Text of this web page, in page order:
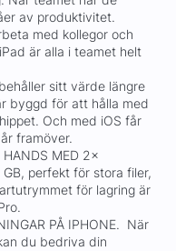
av produktivitet.
med kollegor och
är alla i teamet helt
sitt värde längre
byggd för att hålla med
Och med iOS får
framöver.
HANDS MED 2×
GB, perfekt för stora filer,
för lagring är
PÅ IPHONE. När
du bedriva din